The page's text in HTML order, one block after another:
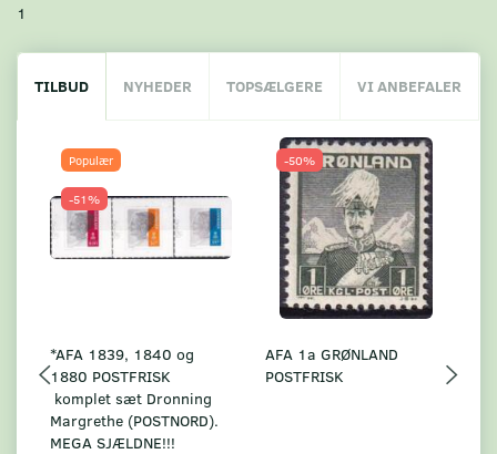
1
TILBUD NYHEDER TOPSÆLGERE VI ANBEFALER
Populær
-51%
*AFA 1839, 1840 og
1880 POSTFRISK
komplet sæt Dronning
Margrethe (POSTNORD).
MEGA SJÆLDNE!!!
-50%
AFA 1a GRØNLAND
POSTFRISK